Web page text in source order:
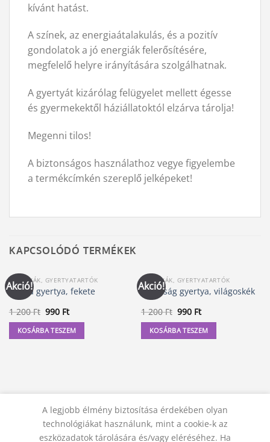
kívánt hatást.
A színek, az energiaátalakulás, és a pozitív
gondolatok a jó energiák felerősítésére,
megfelelő helyre irányítására szolgálhatnak.
A gyertyát kizárólag felügyelet mellett égesse
és gyermekektől háziállatoktól elzárva tárolja!
Megenni tilos!
A biztonságos használathoz vegye figyelembe
a termékcímkén szereplő jelképeket!
KAPCSOLÓDÓ TERMÉKEK
Akció!
GYERTYÁK, GYERTYATARTÓK
Mágia gyertya, fekete
1 200Ft Original
was:
1
200 Ft.
990 FtCurrent
is:
990 Ft.
KOSÁRBA TESZEM
Akció!
GYERTYÁK, GYERTYATARTÓK
Kívánság gyertya, világoskék
1 200Ft Original
was:
1
200 Ft.
990 FtCurrent
is:
990 Ft.
KOSÁRBA TESZEM
A legjobb élmény biztosítása érdekében olyan
technológiákat használunk, mint a cookie-k az
eszközadatok tárolására és/vagy eléréséhez. Ha